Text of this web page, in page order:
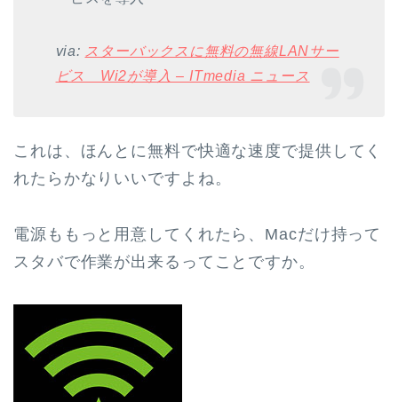
via: スターバックスに無料の無線LANサー
ビス Wi2が導入 – ITmedia ニュース
これは、ほんとに無料で快適な速度で提供してく
れたらかなりいいですよね。
電源ももっと用意してくれたら、Macだけ持って
スタバで作業が出来るってことですか。